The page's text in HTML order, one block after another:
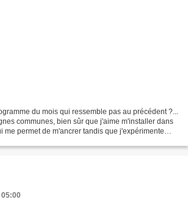
du mois qui ressemble pas au précédent ?...
communes, bien sûr que j'aime m'installer dans
me permet de m'ancrer tandis que j'expérimente
05:00